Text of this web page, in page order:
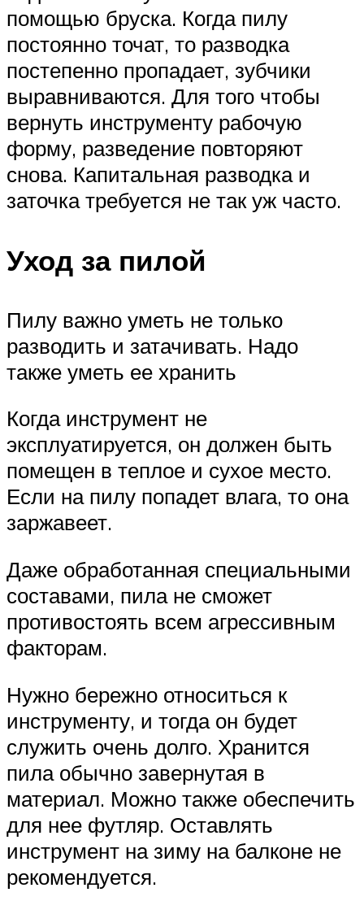
помощью бруска. Когда пилу
постоянно точат, то разводка
постепенно пропадает, зубчики
выравниваются. Для того чтобы
вернуть инструменту рабочую
форму, разведение повторяют
снова. Капитальная разводка и
заточка требуется не так уж часто.
Уход за пилой
Пилу важно уметь не только
разводить и затачивать. Надо
также уметь ее хранить
Когда инструмент не
эксплуатируется, он должен быть
помещен в теплое и сухое место.
Если на пилу попадет влага, то она
заржавеет.
Даже обработанная специальными
составами, пила не сможет
противостоять всем агрессивным
факторам.
Нужно бережно относиться к
инструменту, и тогда он будет
служить очень долго. Хранится
пила обычно завернутая в
материал. Можно также обеспечить
для нее футляр. Оставлять
инструмент на зиму на балконе не
рекомендуется.